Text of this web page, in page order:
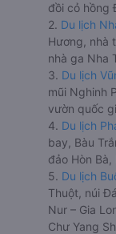
đồi cỏ hồng
2. Du lịch
Hương, nhà
nhà ga Nha
3. Du lịch
mũi Nghinh
vườn quốc
4. Du lịch
bay, Bàu
đảo Hòn Bà,
5. Du lịch
Thuột, núi
Nur – Gia
Chư Yang